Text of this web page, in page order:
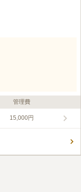
管理費
15,000円